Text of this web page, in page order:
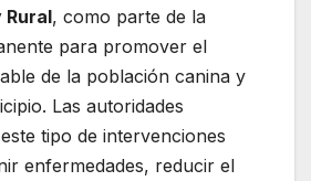
, como parte de la
para promover el
de la población canina y
Las autoridades
tipo de intervenciones
enfermedades, reducir el